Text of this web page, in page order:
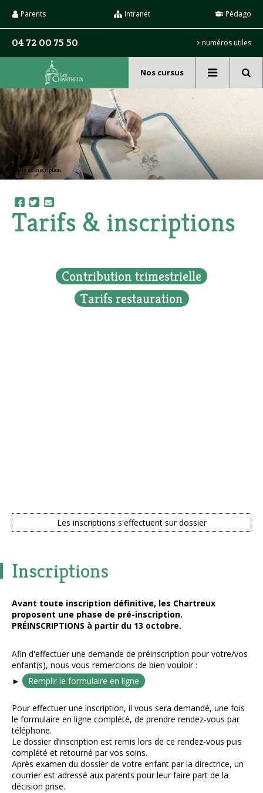
contenu.
|
personnels
Nos cursus
04 72 00 75 50 numéros utiles
Parents Intranet Pédago
avancée…
Tarifs et inscription
Tarifs & inscriptions
Contribution trimestrielle
Tarifs restauration
Les inscriptions s'effectuent sur dossier
Inscriptions
Avant toute inscription définitive, les Chartreux
proposent une phase de pré-inscription.
PRÉINSCRIPTIONS à partir du 13 octobre.
Afin d'effectuer une demande de préinscription pour votre/vos
enfant(s), nous vous remercions de bien vouloir :
►
Remplir le formulaire en ligne
Pour effectuer une inscription, il vous sera demandé, une fois
le formulaire en ligne complété, de prendre rendez-vous par
téléphone.
Le dossier d’inscription est remis lors de ce rendez-vous puis
complété et retourné par vos soins.
Après examen du dossier de votre enfant par la directrice, un
courrier est adressé aux parents pour leur faire part de la
décision prise.